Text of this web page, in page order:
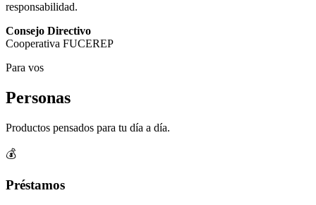
responsabilidad.
Consejo Directivo
Cooperativa FUCEREP
Para vos
Personas
Productos pensados para tu día a día.
💰
Préstamos